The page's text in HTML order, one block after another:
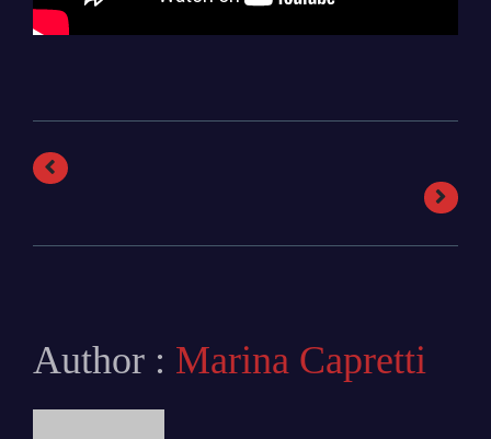
Author : Marina Capretti